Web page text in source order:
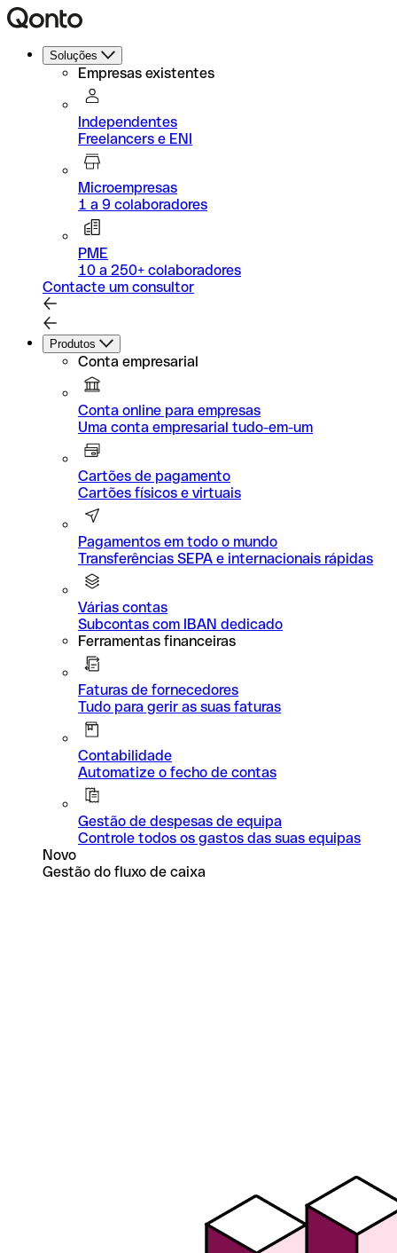
Soluções
Empresas existentes
Independentes
Freelancers e ENI
Microempresas
1 a 9 colaboradores
PME
10 a 250+ colaboradores
Contacte um consultor
Produtos
Conta empresarial
Conta online para empresas
Uma conta empresarial tudo-em-um
Cartões de pagamento
Cartões físicos e virtuais
Pagamentos em todo o mundo
Transferências SEPA e internacionais rápidas
Várias contas
Subcontas com IBAN dedicado
Ferramentas financeiras
Faturas de fornecedores
Tudo para gerir as suas faturas
Contabilidade
Automatize o fecho de contas
Gestão de despesas de equipa
Controle todos os gastos das suas equipas
Novo
Gestão do fluxo de caixa